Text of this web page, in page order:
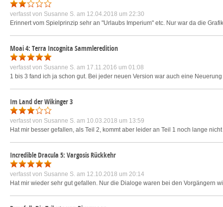
verfasst von Susanne S. am 12.04.2018 um 22:30
Erinnert vom Spielprinzip sehr an "Urlaubs Imperium" etc. Nur war da die
Moai 4: Terra Incognita Sammleredition
verfasst von Susanne S. am 17.11.2016 um 01:08
1 bis 3 fand ich ja schon gut. Bei jeder neuen Version war auch eine
Im Land der Wikinger 3
verfasst von Susanne S. am 10.03.2018 um 13:59
Hat mir besser gefallen, als Teil 2, kommt aber leider an Teil 1 noch lange
Incredible Dracula 5: Vargosis Rückkehr
verfasst von Susanne S. am 12.10.2018 um 20:14
Hat mir wieder sehr gut gefallen. Nur die Dialoge waren bei den Vorgängern